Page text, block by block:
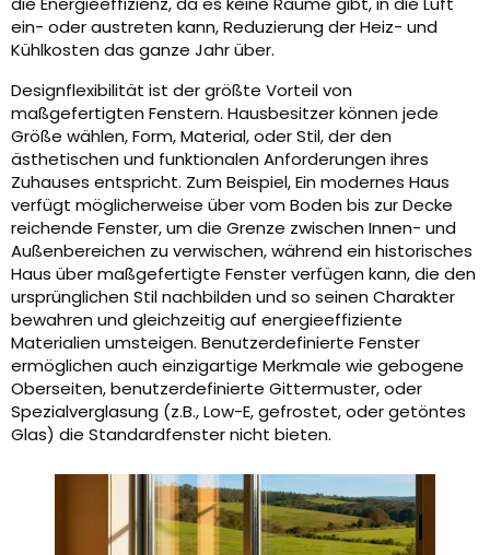
ein- oder austreten kann, Reduzierung der Heiz- und
Kühlkosten das ganze Jahr über.
Designflexibilität ist der größte Vorteil von
maßgefertigten Fenstern. Hausbesitzer können jede
Größe wählen, Form, Material, oder Stil, der den
ästhetischen und funktionalen Anforderungen ihres
Zuhauses entspricht. Zum Beispiel, Ein modernes Haus
verfügt möglicherweise über vom Boden bis zur Decke
reichende Fenster, um die Grenze zwischen Innen- und
Außenbereichen zu verwischen, während ein historisches
Haus über maßgefertigte Fenster verfügen kann, die den
ursprünglichen Stil nachbilden und so seinen Charakter
bewahren und gleichzeitig auf energieeffiziente
Materialien umsteigen. Benutzerdefinierte Fenster
ermöglichen auch einzigartige Merkmale wie gebogene
Oberseiten, benutzerdefinierte Gittermuster, oder
Spezialverglasung (z.B., Low-E, gefrostet, oder getöntes
Glas) die Standardfenster nicht bieten.